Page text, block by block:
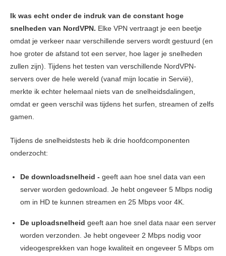
Ik was echt onder de indruk van de constant hoge
snelheden van NordVPN. Elke VPN vertraagt je een beetje
omdat je verkeer naar verschillende servers wordt gestuurd (en
hoe groter de afstand tot een server, hoe lager je snelheden
zullen zijn). Tijdens het testen van verschillende NordVPN-
servers over de hele wereld (vanaf mijn locatie in Servië),
merkte ik echter helemaal niets van de snelheidsdalingen,
omdat er geen verschil was tijdens het surfen, streamen of zelfs
gamen.
Tijdens de snelheidstests heb ik drie hoofdcomponenten
onderzocht:
De downloadsnelheid - geeft aan hoe snel data van een
server worden gedownload. Je hebt ongeveer 5 Mbps nodig
om in HD te kunnen streamen en 25 Mbps voor 4K.
De uploadsnelheid geeft aan hoe snel data naar een server
worden verzonden. Je hebt ongeveer 2 Mbps nodig voor
videogesprekken van hoge kwaliteit en ongeveer 5 Mbps om